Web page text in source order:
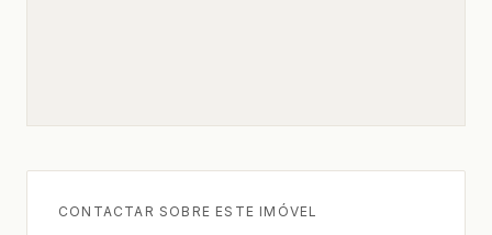
CONTACTAR SOBRE ESTE IMÓVEL